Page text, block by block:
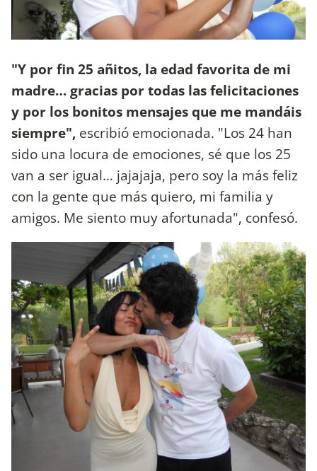
"Y por fin 25 añitos, la edad favorita de mi
madre… gracias por todas las felicitaciones
y por los bonitos mensajes que me mandáis
siempre", escribió emocionada. "Los 24 han
sido una locura de emociones, sé que los 25
van a ser igual… jajajaja, pero soy la más feliz
con la gente que más quiero, mi familia y
amigos. Me siento muy afortunada", confesó.